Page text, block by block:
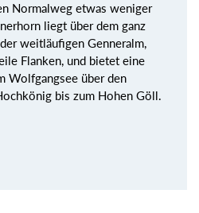
Normalweg etwas weniger
liegt über dem ganz
weitläufigen Genneralm,
Flanken, und bietet eine
Wolfgangsee über den
bis zum Hohen Göll.